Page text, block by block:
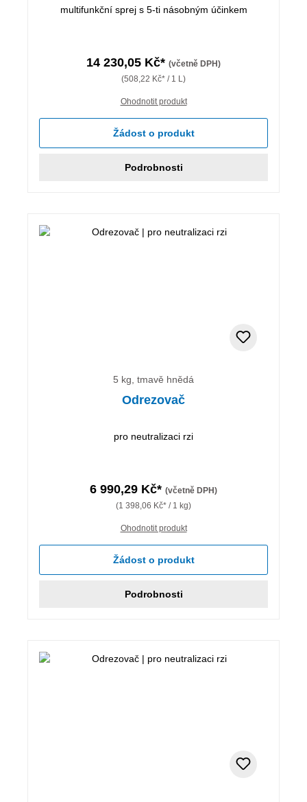
multifunkční sprej s 5-ti násobným účinkem
14 230,05 Kč* (včetně DPH)
(508,22 Kč* / 1 L)
Ohodnotit produkt
Žádost o produkt
Podrobnosti
5 kg, tmavě hnědá
Odrezovač
pro neutralizaci rzi
6 990,29 Kč* (včetně DPH)
(1 398,06 Kč* / 1 kg)
Ohodnotit produkt
Žádost o produkt
Podrobnosti